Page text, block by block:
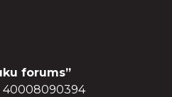
forums”
40008090394